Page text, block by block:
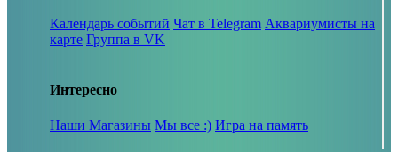
Календарь событий Чат в Telegram Аквариумисты на
карте Группа в VK
Интересно
Наши Магазины Мы все :) Игра на память